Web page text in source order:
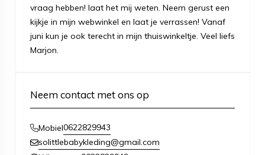
vraag hebben! laat het mij weten. Neem gerust een
kijkje in mijn webwinkel en laat je verrassen! Vanaf
juni kun je ook terecht in mijn thuiswinkeltje. Veel liefs
Marjon.
Neem contact met ons op
Mobiel0622829943
solittlebabykleding@gmail.com